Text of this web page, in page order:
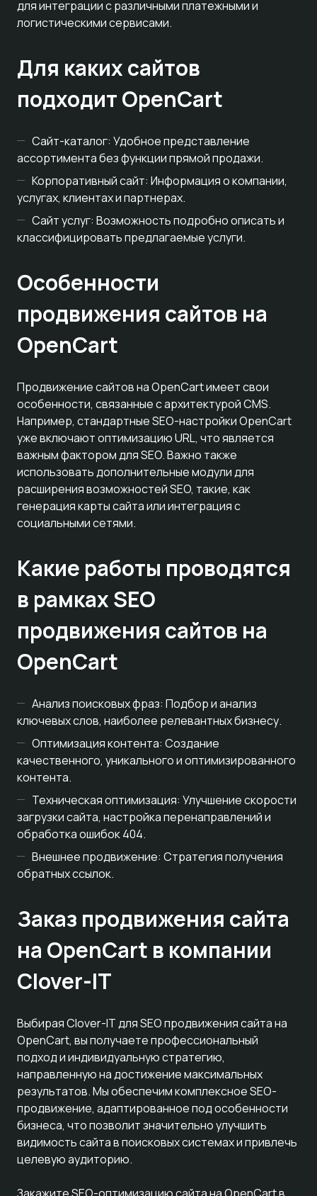
для интеграции с различными платежными и
логистическими сервисами.
Для каких сайтов
подходит OpenCart
Сайт-каталог: Удобное представление
ассортимента без функции прямой продажи.
Корпоративный сайт: Информация о компании,
услугах, клиентах и партнерах.
Сайт услуг: Возможность подробно описать и
классифицировать предлагаемые услуги.
Особенности
продвижения сайтов на
OpenCart
Продвижение сайтов на OpenCart имеет свои
особенности, связанные с архитектурой CMS.
Например, стандартные SEO-настройки OpenCart
уже включают оптимизацию URL, что является
важным фактором для SEO. Важно также
использовать дополнительные модули для
расширения возможностей SEO, такие, как
генерация карты сайта или интеграция с
социальными сетями.
Какие работы проводятся
в рамках SEO
продвижения сайтов на
OpenCart
Анализ поисковых фраз: Подбор и анализ
ключевых слов, наиболее релевантных бизнесу.
Оптимизация контента: Создание
качественного, уникального и оптимизированного
контента.
Техническая оптимизация: Улучшение скорости
загрузки сайта, настройка перенаправлений и
обработка ошибок 404.
Внешнее продвижение: Стратегия получения
обратных ссылок.
Заказ продвижения сайта
на OpenCart в компании
Clover-IT
Выбирая Clover-IT для SEO продвижения сайта на
OpenCart, вы получаете профессиональный
подход и индивидуальную стратегию,
направленную на достижение максимальных
результатов. Мы обеспечим комплексное SEO-
продвижение, адаптированное под особенности
бизнеса, что позволит значительно улучшить
видимость сайта в поисковых системах и привлечь
целевую аудиторию.